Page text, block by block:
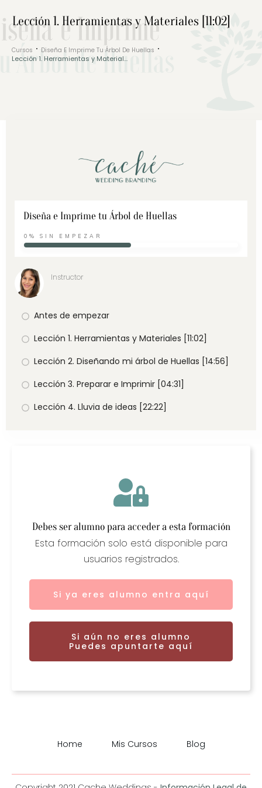
Lección 1. Herramientas y Materiales [11:02]
Cursos Diseña E Imprime Tu Árbol De Huellas
Lección 1. Herramientas y Materiales [11:02]
Debes ser alumno para acceder a esta formación
Esta formación solo está disponible para
usuarios registrados.
Si ya eres alumno entra aquí
Si aún no eres alumno
Puedes apuntarte aquí
Diseña e Imprime tu Árbol de Huellas
0% SIN EMPEZAR
Instructor
Antes de empezar
Lección 1. Herramientas y Materiales [11:02]
Lección 2. Diseñando mi árbol de Huellas [14:56]
Lección 3. Preparar e Imprimir [04:31]
Lección 4. Lluvia de ideas [22:22]
Home Mis Cursos Blog